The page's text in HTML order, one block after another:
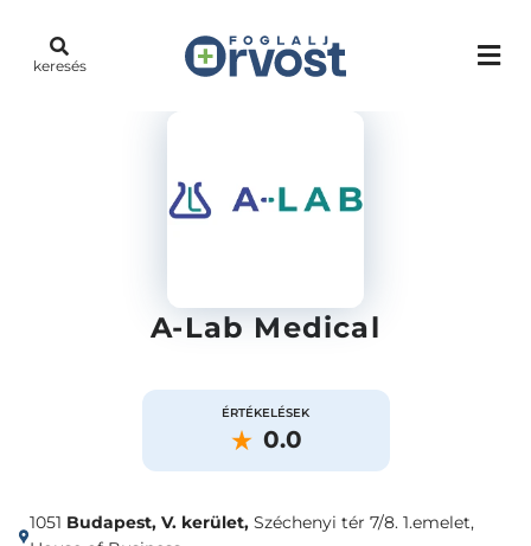
keresés
A-Lab Medical
ÉRTÉKELÉSEK
0.0
1051 Budapest, V. kerület, Széchenyi tér 7/8. 1.emelet,